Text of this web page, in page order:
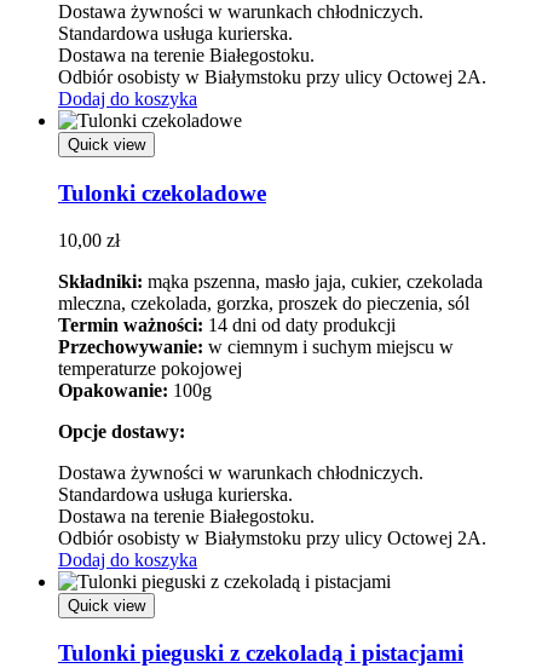
Dostawa żywności w warunkach chłodniczych.
Standardowa usługa kurierska.
Dostawa na terenie Białegostoku.
Odbiór osobisty w Białymstoku przy ulicy Octowej 2A.
Dodaj do koszyka
Quick view
Tulonki czekoladowe
10,00 zł
Składniki: mąka pszenna, masło jaja, cukier, czekolada
mleczna, czekolada, gorzka, proszek do pieczenia, sól
Termin ważności: 14 dni od daty produkcji
Przechowywanie: w ciemnym i suchym miejscu w
temperaturze pokojowej
Opakowanie: 100g
Opcje dostawy:
Dostawa żywności w warunkach chłodniczych.
Standardowa usługa kurierska.
Dostawa na terenie Białegostoku.
Odbiór osobisty w Białymstoku przy ulicy Octowej 2A.
Dodaj do koszyka
Quick view
Tulonki pieguski z czekoladą i pistacjami